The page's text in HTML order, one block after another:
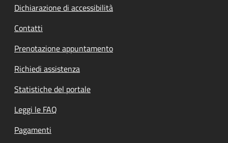
Dichiarazione di accessibilità
Contatti
Prenotazione appuntamento
Richiedi assistenza
Statistiche del portale
Leggi le FAQ
Pagamenti